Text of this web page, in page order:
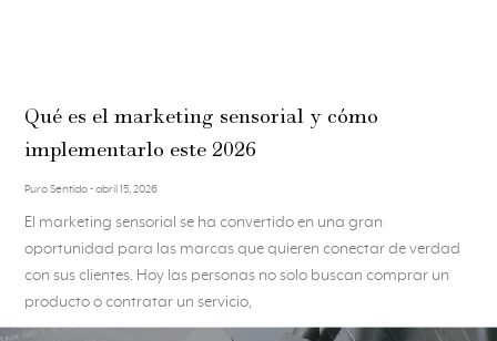
Qué es el marketing sensorial y cómo
implementarlo este 2026
Puro Sentido abril 15, 2026
El marketing sensorial se ha convertido en una gran
oportunidad para las marcas que quieren conectar de verdad
con sus clientes. Hoy las personas no solo buscan comprar un
producto o contratar un servicio,